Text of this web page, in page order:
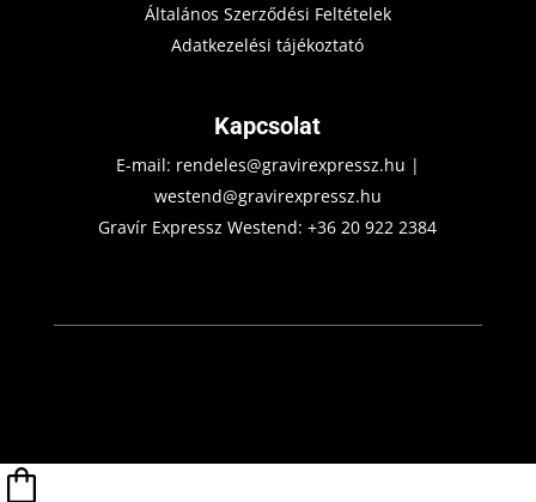
Általános Szerződési Feltételek
Adatkezelési tájékoztató
Kapcsolat
E-mail: rendeles@gravirexpressz.hu |
westend@gravirexpressz.hu
Gravír Expressz Westend:+36 20 922 2384